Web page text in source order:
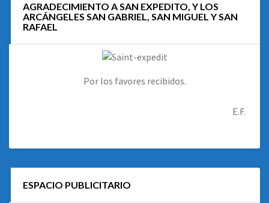
AGRADECIMIENTO A SAN EXPEDITO, Y LOS
ARCÁNGELES SAN GABRIEL, SAN MIGUEL Y SAN
RAFAEL
Por los favores recibidos.
E.F.
ESPACIO PUBLICITARIO